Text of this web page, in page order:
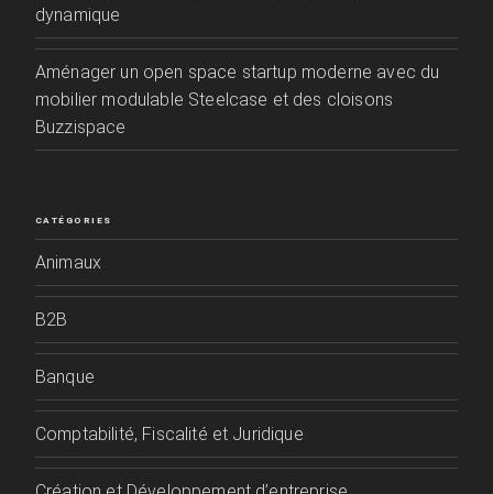
dynamique
Aménager un open space startup moderne avec du
mobilier modulable Steelcase et des cloisons
Buzzispace
CATÉGORIES
Animaux
B2B
Banque
Comptabilité, Fiscalité et Juridique